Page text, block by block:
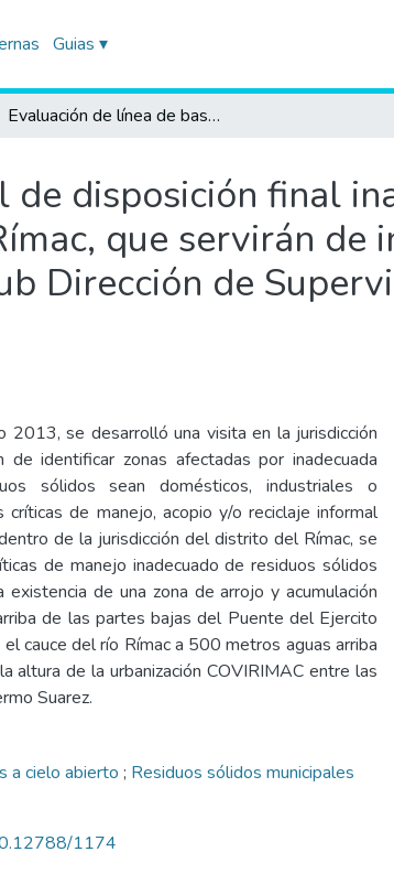
Guias ▾
Evaluación de línea de base ambiental de disposición final inadecuada de residuos sólidos en el distrito del Rímac, que servirán de insumo para las actividades de supervisión de la Sub Dirección de Supervisión a Entidades Públicas del OEFA
disposición final
que servirán de
Dirección de
se desarrolló una visita en la jurisdicción
identificar zonas afectadas por inadecuada
sólidos sean domésticos, industriales o
críticas de manejo, acopio y/o reciclaje informal
de la jurisdicción del distrito del Rímac, se
de manejo inadecuado de residuos sólidos
existencia de una zona de arrojo y acumulación
de las partes bajas del Puente del Ejercito
cauce del río Rímac a 500 metros aguas arriba
altura de la urbanización COVIRIMAC entre las
Suarez.
a cielo abierto ; Residuos sólidos municipales
1174